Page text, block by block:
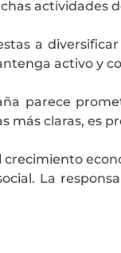
actividades
a
activo y
parece
más claras, es
La